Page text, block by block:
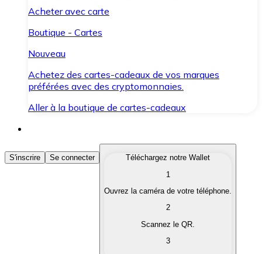
Acheter avec carte
Boutique - Cartes
Nouveau
Achetez des cartes-cadeaux de vos marques
préférées avec des cryptomonnaies.
Aller à la boutique de cartes-cadeaux
Acheter des Cryptomonnaies
Achetez les cryptomonnaies qui vous intéressent
Convertissez vos cryptomonnaies en monnaie
S'inscrire Se connecter
Téléchargez notre Wallet
1
Ouvrez la caméra de votre téléphone.
2
Scannez le QR.
3